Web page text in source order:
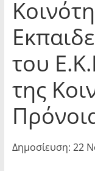
του
της
Δημοσίευση: 22